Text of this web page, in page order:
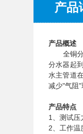
产品
产品概述
全铜分
分水器起
水主管道
减少"气阻"
产品特点
1、测试
2、工